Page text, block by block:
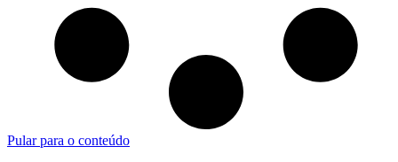
Pular para o conteúdo